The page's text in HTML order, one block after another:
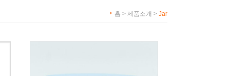
홈 > 제품소개 > Jar